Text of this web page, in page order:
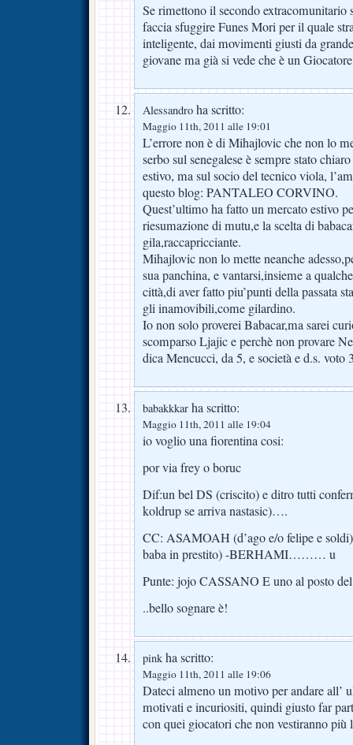
Se rimettono il secondo extracomunitario
faccia sfuggire Funes Mori per il quale
inteligente, dai movimenti giusti da
giovane ma già si vede che è un
Alessandro ha scritto:
Maggio 11th, 2011 alle 19:01
L’errore non è di Mihajlovic che non lo
serbo sul senegalese è sempre stato
estivo, ma sul socio del tecnico viola,
questo blog: PANTALEO CORVINO.
Quest’ultimo ha fatto un mercato estivo
riesumazione di mutu,e la scelta di
gila,raccapricciante.
Mihajlovic non lo mette neanche
sua panchina, e vantarsi,insieme a
città,di aver fatto piu’punti della passata
gli inamovibili,come gilardino.
Io non solo proverei Babacar,ma sarei
scomparso Ljajic e perchè non provare
dica Mencucci, da 5, e società e d.s. voto
babakkkar ha scritto:
Maggio 11th, 2011 alle 19:04
io voglio una fiorentina cosi:
por via frey o boruc
Dif:un bel DS (criscito) e ditro tutti
koldrup se arriva nastasic)….
CC: ASAMOAH (d’ago e/o felipe e
baba in prestito) -BERHAMI……… u
Punte: jojo CASSANO E uno al posto
..bello sognare è!
pink ha scritto:
Maggio 11th, 2011 alle 19:06
Dateci almeno un motivo per andare all’
motivati e incuriositi, quindi giusto far
con quei giocatori che non vestiranno più